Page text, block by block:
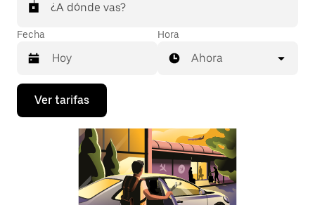
¿A dónde vas?
Fecha
Presiona
flecha
Hora
Ahora
Ver tarifas